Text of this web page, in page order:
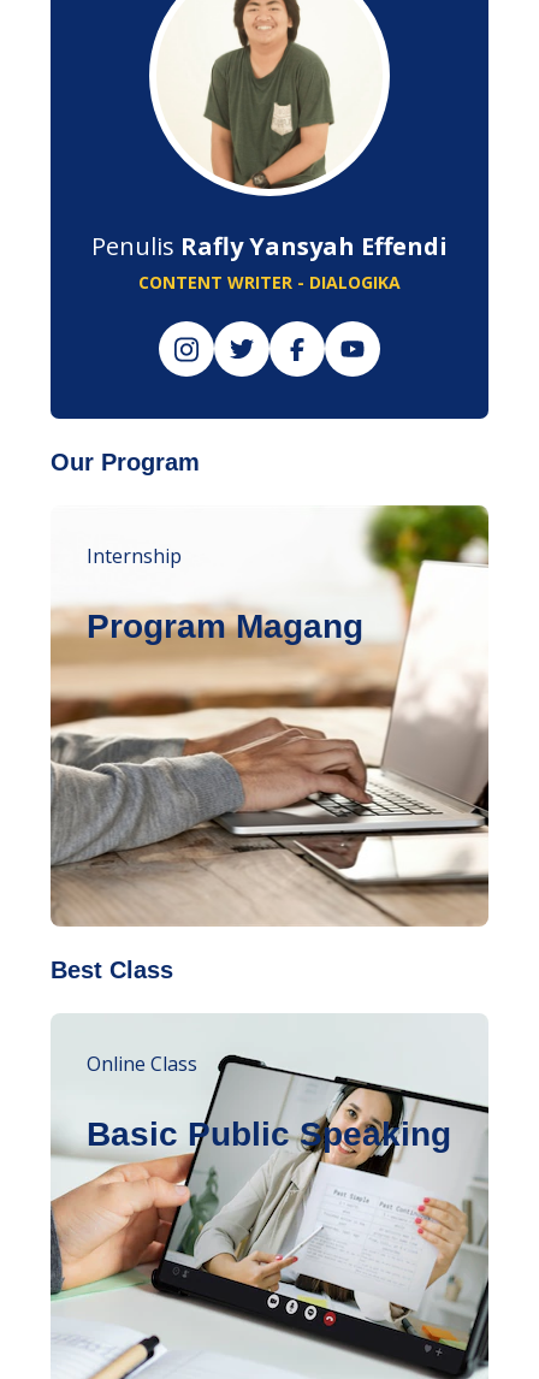
Penulis Rafly Yansyah Effendi
CONTENT WRITER - DIALOGIKA
Our Program
Internship
Program Magang
Best Class
Online Class
Basic Public Speaking